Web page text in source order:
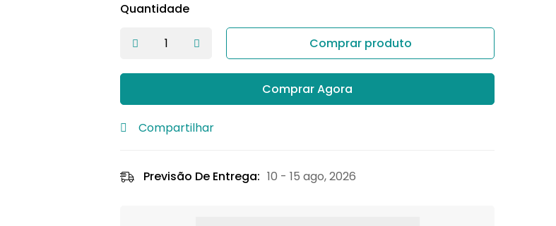
Quantidade
Comprar produto
Comprar Agora
Compartilhar
Previsão De Entrega: 10 - 15 ago, 2026